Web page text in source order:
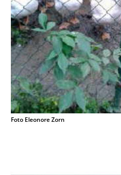
Foto Eleonore Zorn